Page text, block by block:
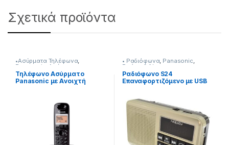
Σχετικά προϊόντα
•Ασύρματα Τηλέφωνα,
Panasonic Ασύρματα
Τηλέφωνα,Τηλεφωνία
Τηλέφωνο Ασύρματο
Panasonic με Aνοιχτή
• Ραδιόφωνα, Panasonic,
Εικόνα & Ήχος
Ραδιόφωνο S24
Επαναφορτιζόμενο με USB